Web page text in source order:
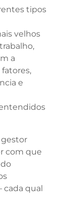
tipos
velhos
a
e
gestor
com que
cada qual